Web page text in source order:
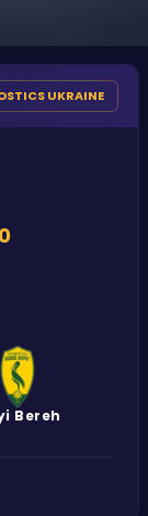
UKRAINE
Bereh